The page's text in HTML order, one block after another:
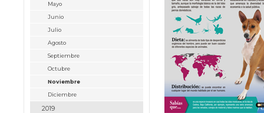
Mayo
Junio
Julio
Agosto
Septiembre
Octubre
Noviembre
Diciembre
2019